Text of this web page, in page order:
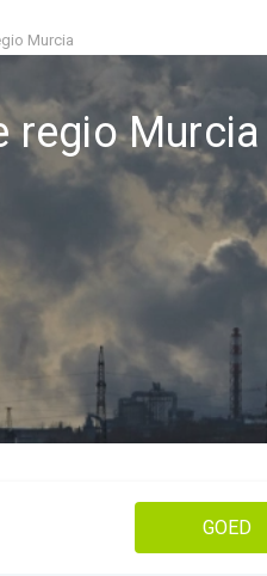
Murcia
regio Murcia
GOED